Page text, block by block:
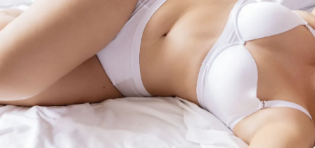
RITUALES CAMISETAS
BODIES
ACCESORIOS
LO MÁS VENDIDO
MATERNIDAD